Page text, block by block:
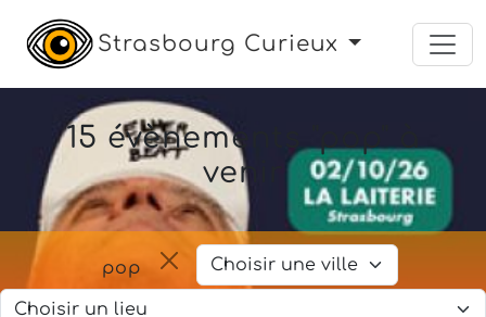
Strasbourg Curieux
15 évènements "pop" à
venir
pop